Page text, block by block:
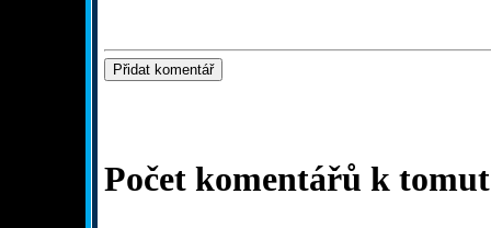
Počet komentářů k